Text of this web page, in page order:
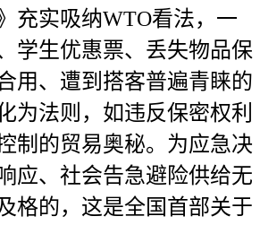
充实吸纳WTO看法，一
学生优惠票、丢失物品保
用、遭到搭客普遍青睐的
为法则，如违反保密权利
制的贸易奥秘。为应急决
应、社会告急避险供给无
格的，这是全国首部关于